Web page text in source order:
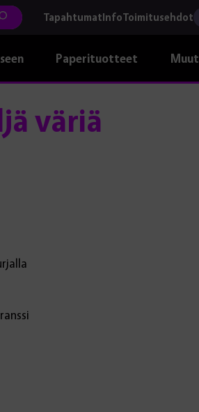
TapahtumatInfoToimitusehdot
Paperituotteet Muut
väriä